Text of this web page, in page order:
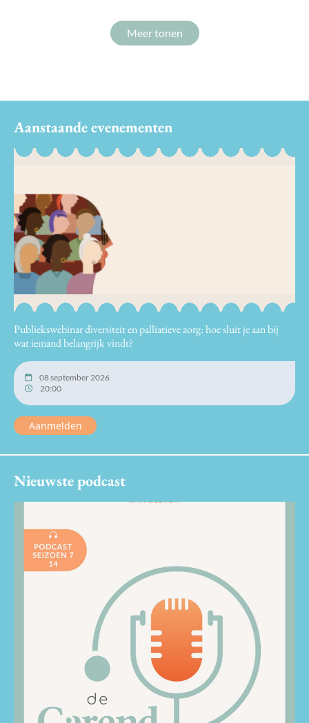
Meer tonen
Aanstaande evenementen
Publiekswebinar diversiteit en palliatieve zorg: hoe sluit je aan bij
wat iemand belangrijk vindt?
08 september 2026
20:00
Aanmelden
Nieuwste podcast